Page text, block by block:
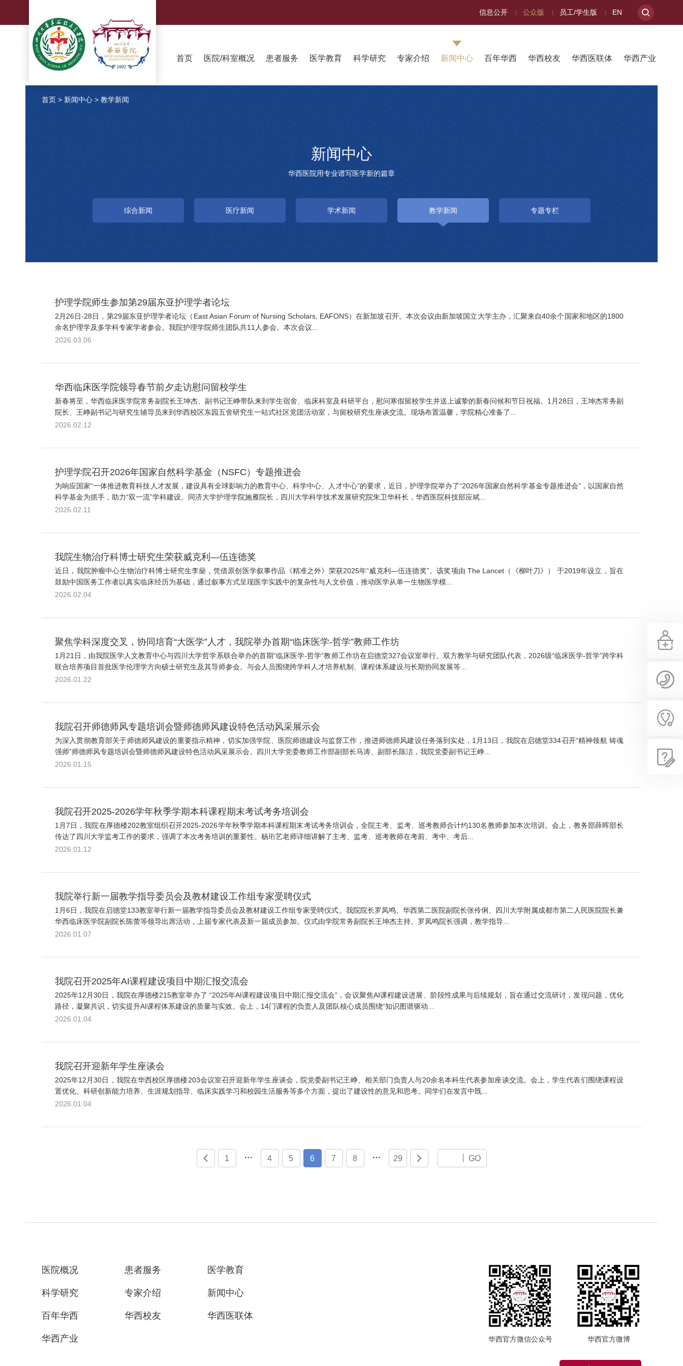
信息公开 公众版 员工/学生版 EN
首页 医院/科室概况 患者服务 医学教育 科学研究 专家介绍 新闻中心 百年华西 华西校友 华西医联体 华西产业
首页 > 新闻中心 > 教学新闻
新闻中心
华西医院用专业谱写医学新的篇章
综合新闻 医疗新闻 学术新闻 教学新闻 专题专栏
护理学院师生参加第29届东亚护理学者论坛
2月26日-28日，第29届东亚护理学者论坛（East Asian Forum of Nursing Scholars, EAFONS）在新加坡召开。本次会议由新加坡国立大学主办，汇聚来自40余个国家和地区的1800
余名护理学及多学科专家学者参会。我院护理学院师生团队共11人参会。本次会议...
2026.03.06
华西临床医学院领导春节前夕走访慰问留校学生
新春将至，华西临床医学院常务副院长王坤杰、副书记王峥带队来到学生宿舍、临床科室及科研平台，慰问寒假留校学生并送上诚挚的新春问候和节日祝福。1月28日，王坤杰常务副
院长、王峥副书记与研究生辅导员来到华西校区东园五舍研究生一站式社区党团活动室，与留校研究生座谈交流。现场布置温馨，学院精心准备了...
2026.02.12
护理学院召开2026年国家自然科学基金（NSFC）专题推进会
为响应国家“一体推进教育科技人才发展，建设具有全球影响力的教育中心、科学中心、人才中心”的要求，近日，护理学院举办了“2026年国家自然科学基金专题推进会”，以国家自然
科学基金为抓手，助力“双一流”学科建设。同济大学护理学院施雁院长，四川大学科学技术发展研究院朱卫华科长，华西医院科技部应斌...
2026.02.11
我院生物治疗科博士研究生荣获威克利—伍连德奖
近日，我院肿瘤中心生物治疗科博士研究生李燊，凭借原创医学叙事作品《精准之外》荣获2025年“威克利—伍连德奖”。该奖项由 The Lancet（《柳叶刀》） 于2019年设立，旨在
鼓励中国医务工作者以真实临床经历为基础，通过叙事方式呈现医学实践中的复杂性与人文价值，推动医学从单一生物医学模...
2026.02.04
聚焦学科深度交叉，协同培育“大医学”人才，我院举办首期“临床医学-哲学”教师工作坊
1月21日，由我院医学人文教育中心与四川大学哲学系联合举办的首期“临床医学-哲学”教师工作坊在启德堂327会议室举行。双方教学与研究团队代表，2026级“临床医学-哲学”跨学科
联合培养项目首批医学伦理学方向硕士研究生及其导师参会。与会人员围绕跨学科人才培养机制、课程体系建设与长期协同发展等...
2026.01.22
我院召开师德师风专题培训会暨师德师风建设特色活动风采展示会
为深入贯彻教育部关于师德师风建设的重要指示精神，切实加强学院、医院师德建设与监督工作，推进师德师风建设任务落到实处，1月13日，我院在启德堂334召开“精神领航 铸魂
强师”师德师风专题培训会暨师德师风建设特色活动风采展示会。四川大学党委教师工作部副部长马涛、副部长陈洁，我院党委副书记王峥...
2026.01.15
我院召开2025-2026学年秋季学期本科课程期末考试考务培训会
1月7日，我院在厚德楼202教室组织召开2025-2026学年秋季学期本科课程期末考试考务培训会，全院主考、监考、巡考教师合计约130名教师参加本次培训。会上，教务部薛晖部长
传达了四川大学监考工作的要求，强调了本次考务培训的重要性。杨珩艺老师详细讲解了主考、监考、巡考教师在考前、考中、考后...
2026.01.12
我院举行新一届教学指导委员会及教材建设工作组专家受聘仪式
1月6日，我院在启德堂133教室举行新一届教学指导委员会及教材建设工作组专家受聘仪式。我院院长罗凤鸣、华西第二医院副院长张伶俐、四川大学附属成都市第二人民医院院长兼
华西临床医学院副院长陈蕾等领导出席活动，上届专家代表及新一届成员参加。仪式由学院常务副院长王坤杰主持。罗凤鸣院长强调，教学指导...
2026.01.07
我院召开2025年AI课程建设项目中期汇报交流会
2025年12月30日，我院在厚德楼215教室举办了 “2025年AI课程建设项目中期汇报交流会”，会议聚焦AI课程建设进展、阶段性成果与后续规划，旨在通过交流研讨，发现问题，优化
路径，凝聚共识，切实提升AI课程体系建设的质量与实效。会上，14门课程的负责人及团队核心成员围绕“知识图谱驱动...
2026.01.04
我院召开迎新年学生座谈会
2025年12月30日，我院在华西校区厚德楼203会议室召开迎新年学生座谈会，院党委副书记王峥、相关部门负责人与20余名本科生代表参加座谈交流。会上，学生代表们围绕课程设
置优化、科研创新能力培养、生涯规划指导、临床实践学习和校园生活服务等多个方面，提出了建设性的意见和思考。同学们在发言中既...
2026.01.04
 1  4 5 6 7 8  29  GO
医院概况 患者服务 医学教育
科学研究 专家介绍 新闻中心
百年华西 华西校友 华西医联体
华西产业 华西官方微信公众号 华西官方微博